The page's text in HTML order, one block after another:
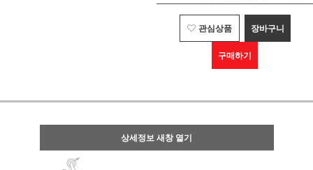
관심상품 장바구니
구매하기
상세정보 새창 열기